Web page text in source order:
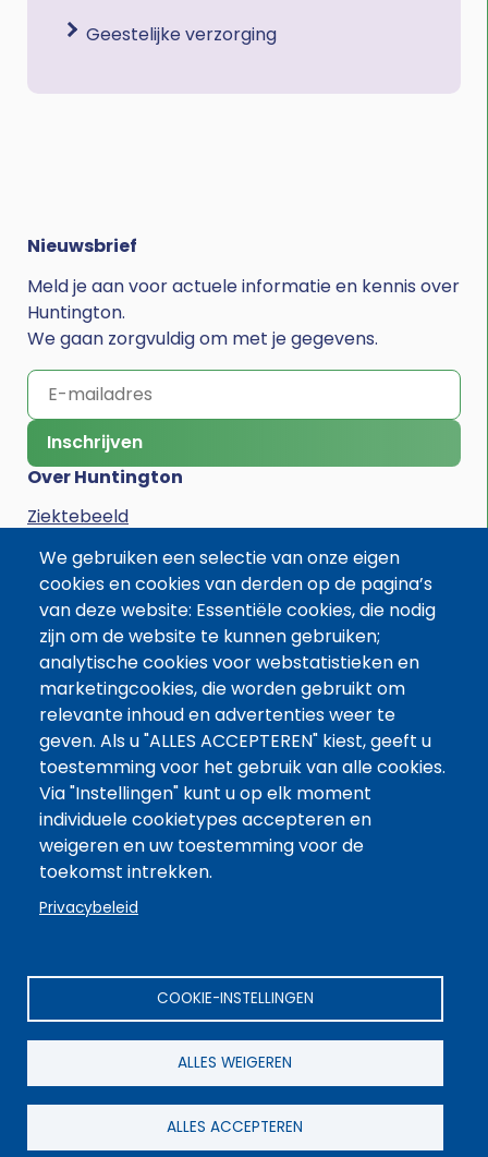
Geestelijke verzorging
We gebruiken een selectie van onze eigen
cookies en cookies van derden op de pagina’s
van deze website: Essentiële cookies, die nodig
zijn om de website te kunnen gebruiken;
analytische cookies voor webstatistieken en
marketingcookies, die worden gebruikt om
relevante inhoud en advertenties weer te
geven. Als u "ALLES ACCEPTEREN" kiest, geeft u
toestemming voor het gebruik van alle cookies.
Via "Instellingen" kunt u op elk moment
individuele cookietypes accepteren en
weigeren en uw toestemming voor de
toekomst intrekken.
Privacybeleid
COOKIE-INSTELLINGEN
ALLES WEIGEREN
ALLES ACCEPTEREN
Over Huntington
Ziektebeeld
Cliëntreis
Veelgestelde vragen
Voor professionals
Huidig onderzoek
Kennisagenda
Kennisbank
Scholing
Vakgroepen
Documenten
Contact
Nieuwsbrief
Meld je aan voor actuele informatie en kennis over
Huntington.
We gaan zorgvuldig om met je gegevens.
Inschrijven